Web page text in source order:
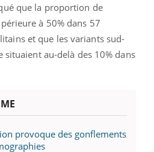
que la proportion de
à 50% dans 57
et que les variants sud-
situaient au-delà des 10% dans
provoque des gonflements